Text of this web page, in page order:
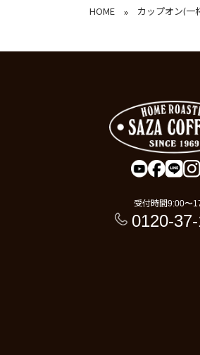
HOME » カップオン(一
受付時間9:00〜
0120-